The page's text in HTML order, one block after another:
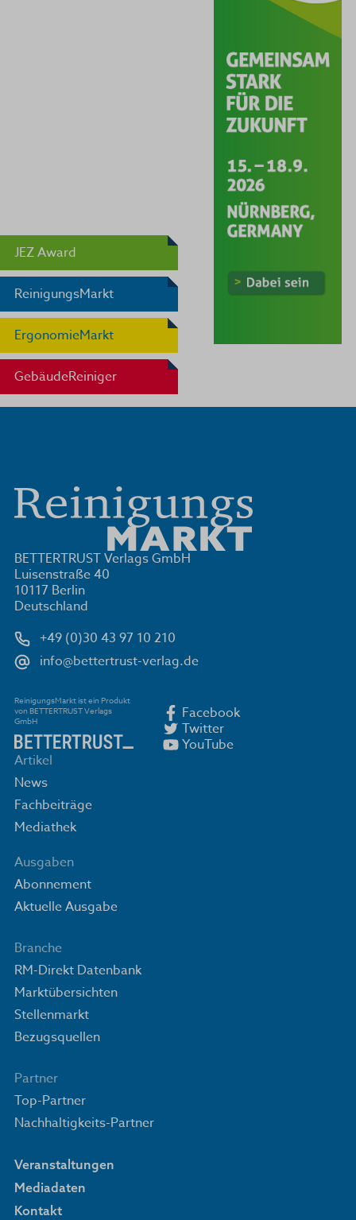
BETTERTRUST Verlags GmbH
Luisenstraße 40
10117 Berlin
Deutschland
+49 (0)30 43 97 10 210
info@bettertrust-verlag.de
ReinigungsMarkt ist ein Produkt
von BETTERTRUST Verlags
GmbH
Facebook
Twitter
YouTube
Artikel
News
Fachbeiträge
Mediathek
Ausgaben
Abonnement
Aktuelle Ausgabe
Branche
RM-Direkt Datenbank
Marktübersichten
Stellenmarkt
Bezugsquellen
Partner
Top-Partner
Nachhaltigkeits-Partner
Veranstaltungen
Mediadaten
Kontakt
JEZ Award
ReinigungsMarkt
ErgonomieMarkt
GebäudeReiniger